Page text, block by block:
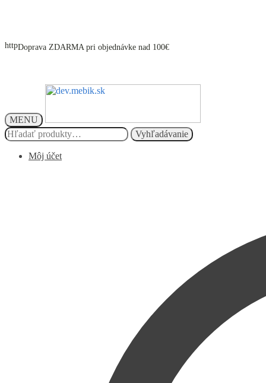
Doprava ZDARMA pri objednávke nad 100€
MENU
Hľadať:
Vyhľadávanie
Môj účet